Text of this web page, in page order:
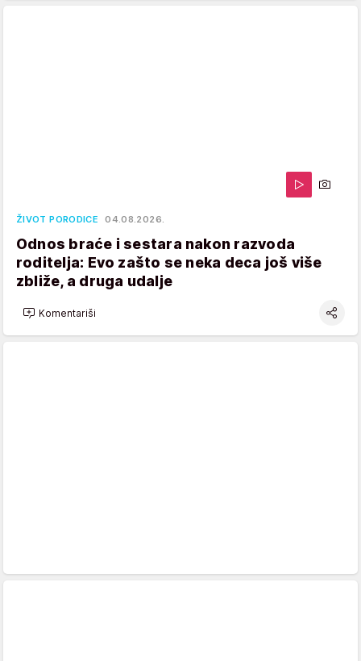
ŽIVOT PORODICE 04.08.2026.
Odnos braće i sestara nakon razvoda
roditelja: Evo zašto se neka deca još više
zbliže, a druga udalje
Komentariši